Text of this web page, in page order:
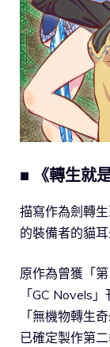
■ 《轉生就
描寫作為劍轉
的裝備者的貓
原作為曾獲「
「GC Novels
「無機物轉生
已確定製作第